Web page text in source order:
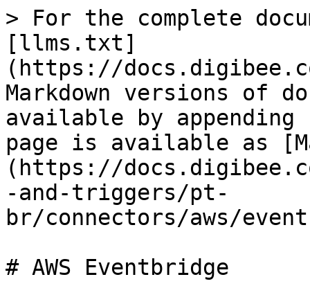
> For the complete
[llms.txt]
(https://
Markdown versions of
available by
page is available as
(https://
-and-triggers/pt-
br/connectors/aws/
# AWS Eventbridge